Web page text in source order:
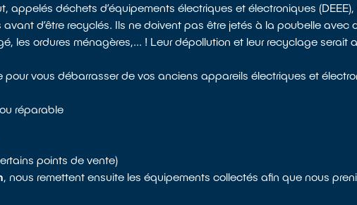
déchets d’équipements électriques et électroniques
d’être recyclés. Ils ne doivent pas être jetés à la poubelle avec
les ordures ménagères,... ! Leur dépollution et leur recyclage serait
vous débarrasser de vos anciens appareils électriques et
réparable
points de vente)
, nous remettent ensuite les équipements collectés afin que nous